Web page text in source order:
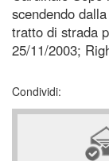
scendendo
tratto di strada
25/11/2003;
Condividi: